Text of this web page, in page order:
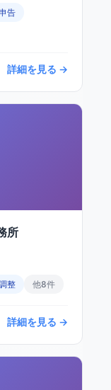
告
詳細を見る →
所
整 他8件
詳細を見る →